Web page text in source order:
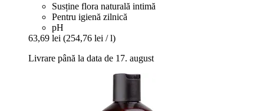
Susține flora naturală intimă
Pentru igienă zilnică
pH
63,69 lei (254,76 lei / l)
Livrare până la data de 17. august